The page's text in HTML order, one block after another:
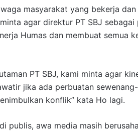
masyarakat yang bekerja
agar direktur PT SBJ
Humas dan membuat semua
PT SBJ, kami minta agar
jika ada perbuatan
konflik” kata Ho lagi.
publis, awa media masih